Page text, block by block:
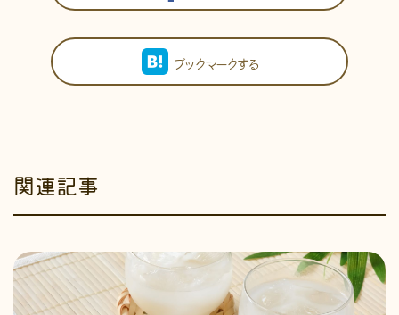
ブックマークする
関連記事